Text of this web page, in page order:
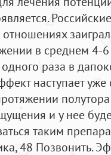
в среднем 4-6
раза в
наступает уже
и у нее
таким
48 Позвонить.